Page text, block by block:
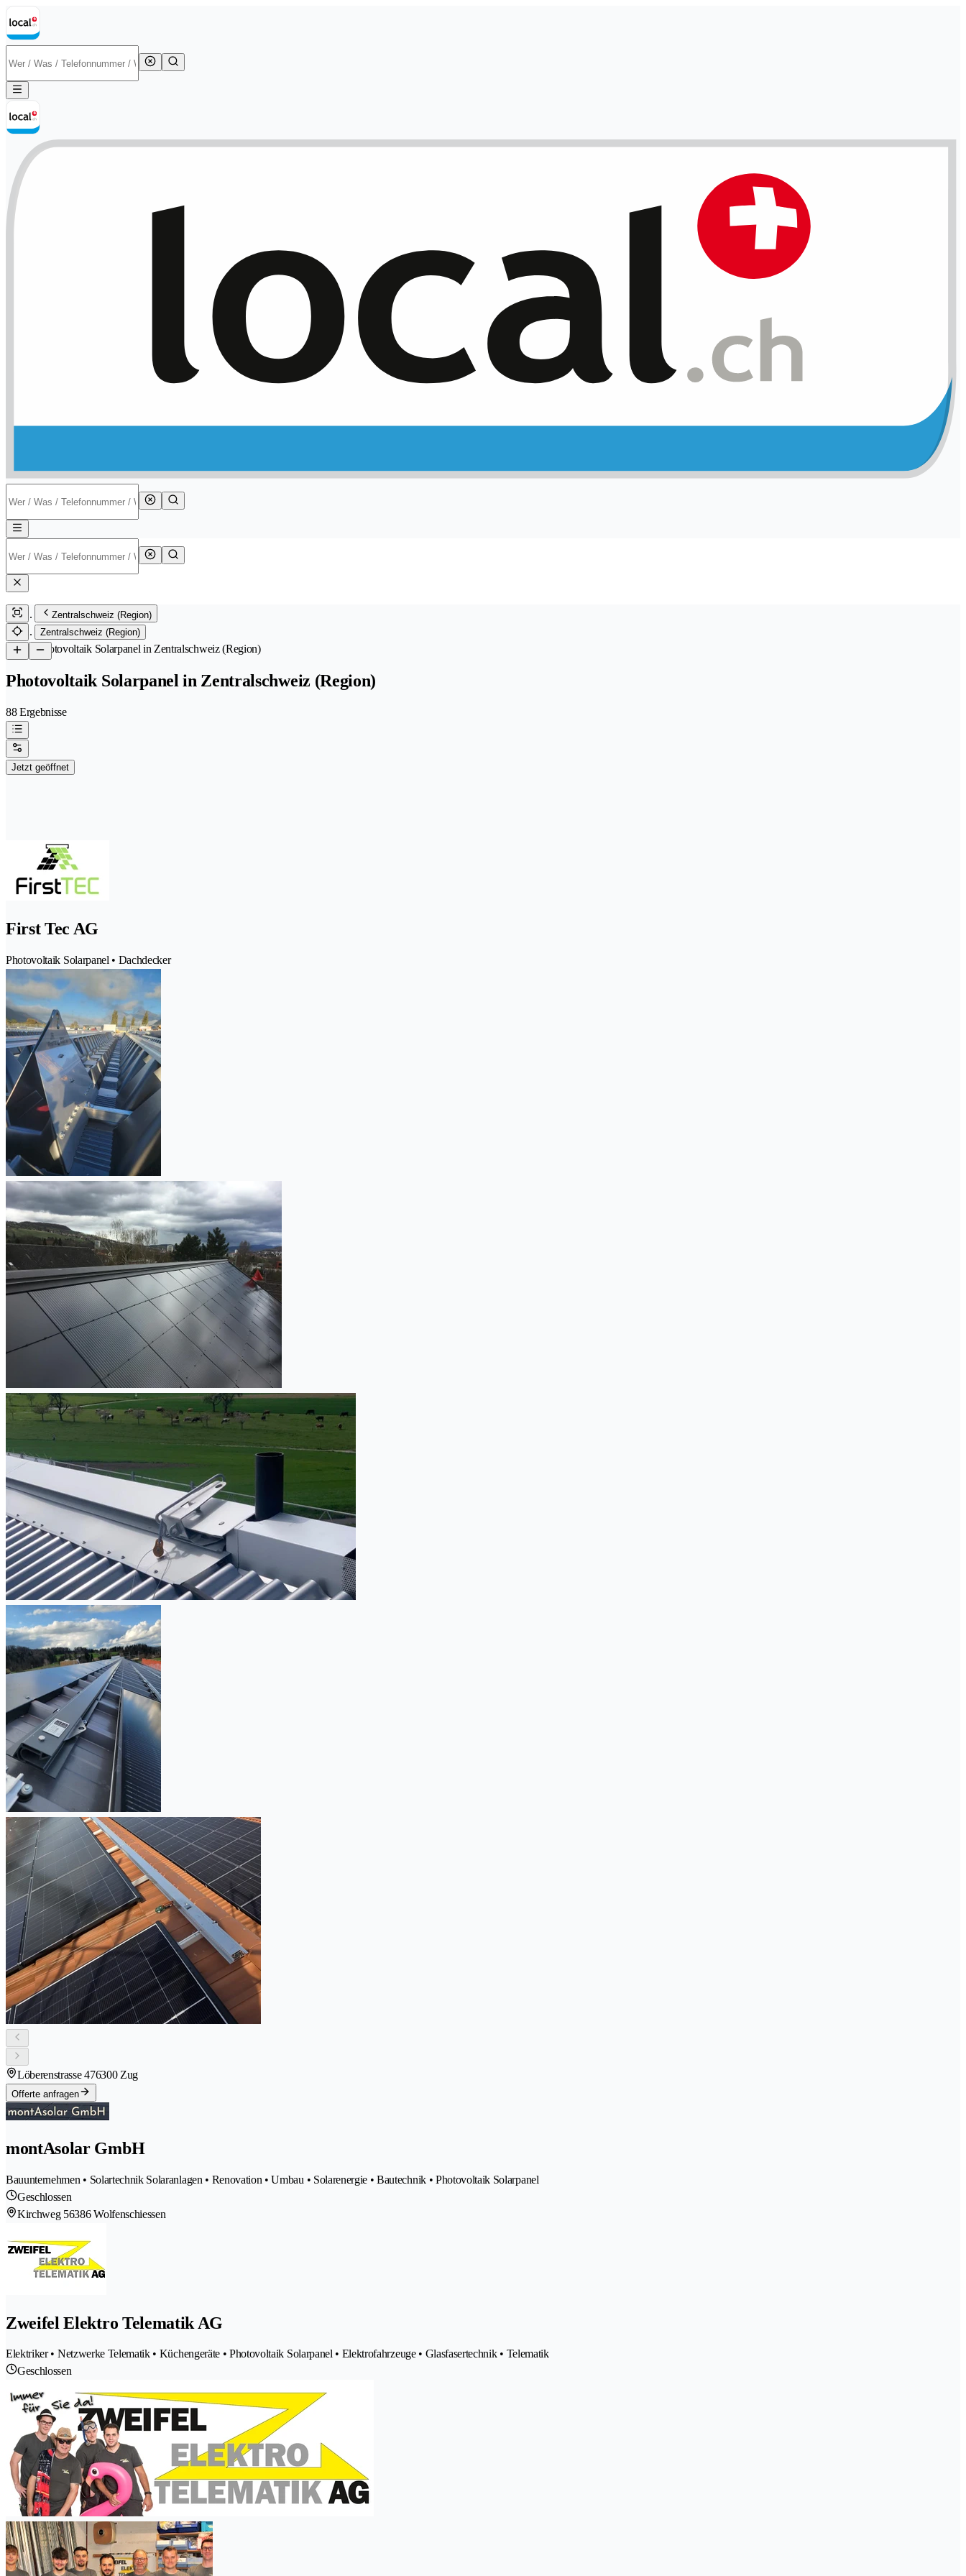
Zentralschweiz (Region)
Zentralschweiz (Region)
/Photovoltaik Solarpanel in Zentralschweiz (Region)
Photovoltaik Solarpanel in Zentralschweiz (Region)
88 Ergebnisse
Jetzt geöffnet
First Tec AG
Photovoltaik Solarpanel • Dachdecker
Löberenstrasse 476300 Zug
Offerte anfragen
montAsolar GmbH
Bauunternehmen • Solartechnik Solaranlagen • Renovation • Umbau • Solarenergie • Bautechnik • Photovoltaik Solarpanel
Geschlossen
Kirchweg 56386 Wolfenschiessen
Zweifel Elektro Telematik AG
Elektriker • Netzwerke Telematik • Küchengeräte • Photovoltaik Solarpanel • Elektrofahrzeuge • Glasfasertechnik • Telematik
Geschlossen